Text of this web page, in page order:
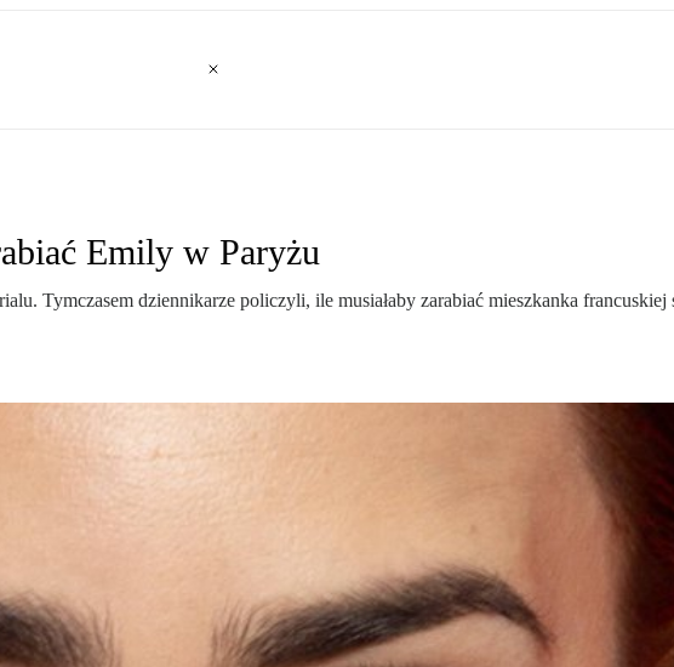
Emily w Paryżu
Tymczasem dziennikarze policzyli, ile musiałaby zarabiać mieszkanka